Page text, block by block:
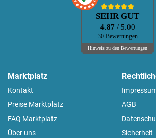
SEHR GUT
4.87 / 5.00
30 Bewertungen
Hinweis zu den Bewertungen
Marktplatz
Kontakt
Preise Marktplatz
FAQ Marktplatz
Über uns
AGB
Sicherheit